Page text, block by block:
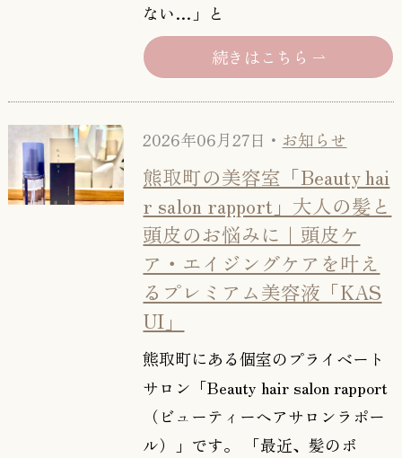
ない…」と
続きはこちら
2026年06月27日・ お知らせ
熊取町の美容室「Beauty hai
r salon rapport」大人の髪と
頭皮のお悩みに｜頭皮ケ
ア・エイジングケアを叶え
るプレミアム美容液「KAS
UI」
熊取町にある個室のプライベート
サロン「Beauty hair salon rapport
（ビューティーヘアサロンラポー
ル）」です。 「最近、髪のボ